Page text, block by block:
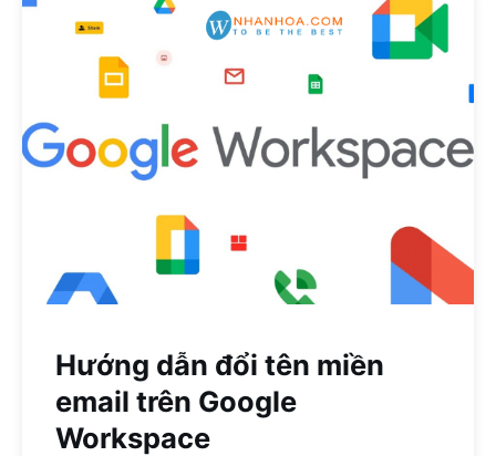
Hướng dẫn đổi tên miền
email trên Google
Workspace